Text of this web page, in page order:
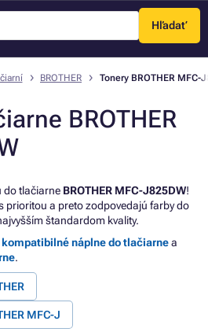
Hľadať
Menu
BROTHER Tonery BROTHER MFC-
BROTHER
do tlačiarne BROTHER MFC-J825DW!
prioritou a preto zodpovedajú farby do
štandardom kvality.
kompatibilné náplne do tlačiarnea
.
MFC-J